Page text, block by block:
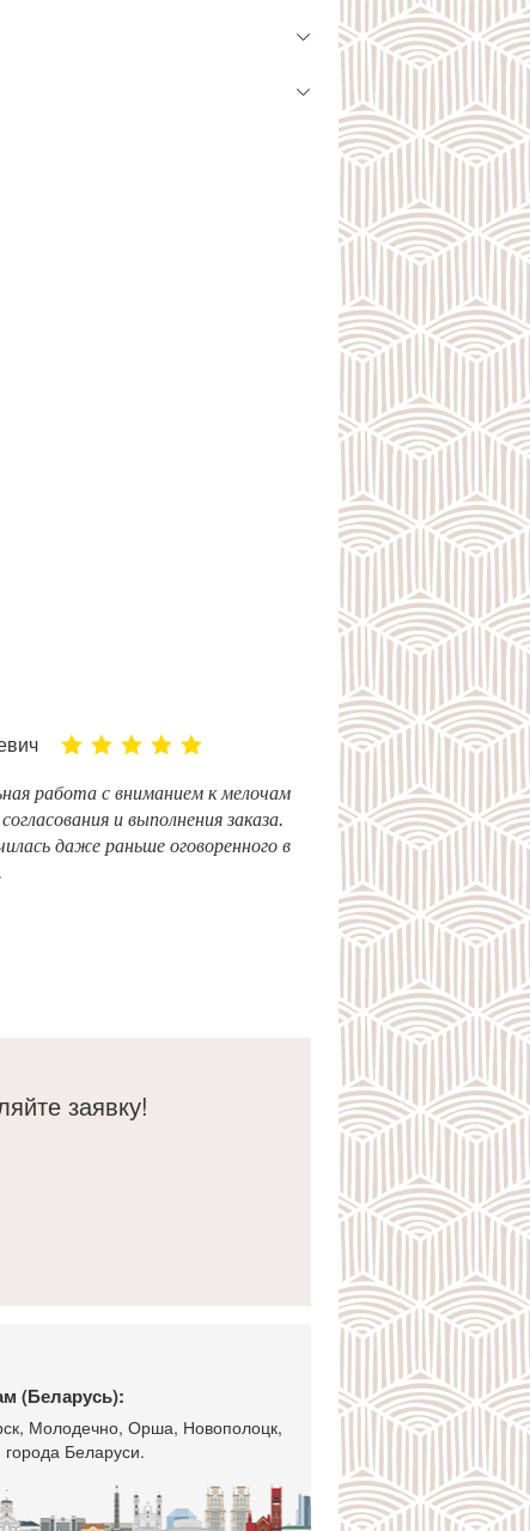
работа с вниманием к мелочам
и выполнения заказа.
даже раньше оговоренного в
заявку!
(Беларусь):
Молодечно, Орша, Новополоцк,
Беларуси.